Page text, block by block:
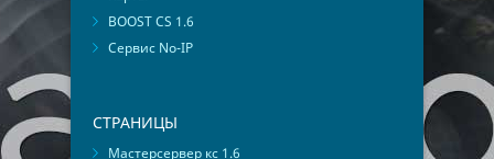
BOOST CS 1.6
Сервис No-IP
СТРАНИЦЫ
Мастерсервер кс 1.6